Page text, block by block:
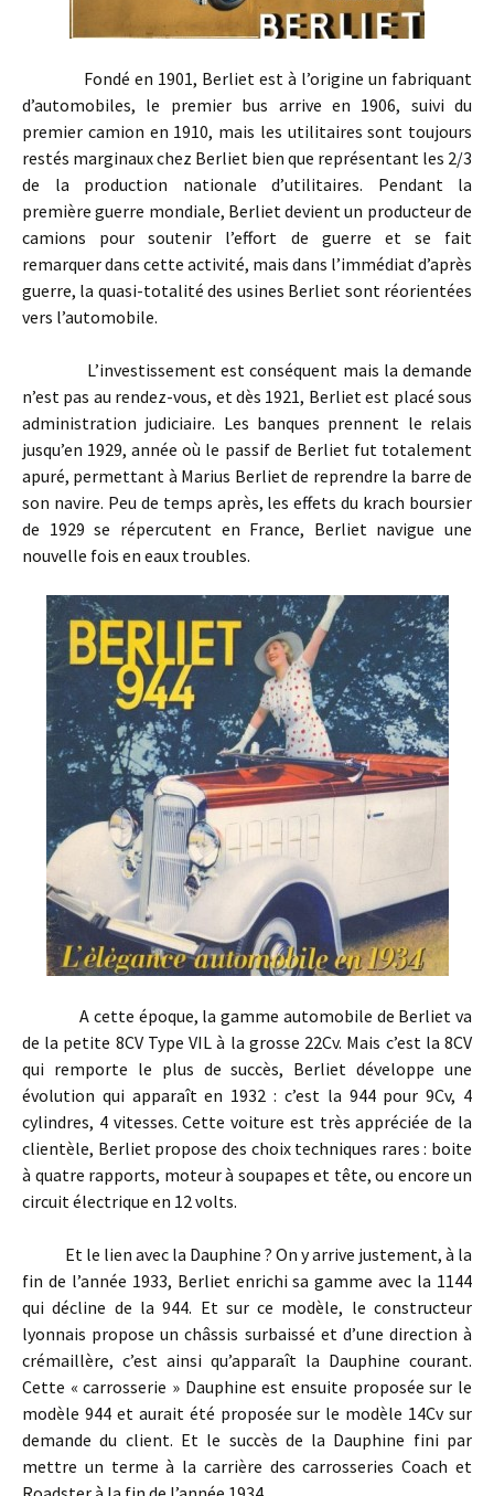
Fondé en 1901, Berliet est à l’origine un fabriquant
d’automobiles, le premier bus arrive en 1906, suivi du
premier camion en 1910, mais les utilitaires sont toujours
restés marginaux chez Berliet bien que représentant les 2/3
de la production nationale d’utilitaires. Pendant la
première guerre mondiale, Berliet devient un producteur de
camions pour soutenir l’effort de guerre et se fait
remarquer dans cette activité, mais dans l’immédiat d’après
guerre, la quasi-totalité des usines Berliet sont réorientées
vers l’automobile.
L’investissement est conséquent mais la demande
n’est pas au rendez-vous, et dès 1921, Berliet est placé sous
administration judiciaire. Les banques prennent le relais
jusqu’en 1929, année où le passif de Berliet fut totalement
apuré, permettant à Marius Berliet de reprendre la barre de
son navire. Peu de temps après, les effets du krach boursier
de 1929 se répercutent en France, Berliet navigue une
nouvelle fois en eaux troubles.
A cette époque, la gamme automobile de Berliet va
de la petite 8CV Type VIL à la grosse 22Cv. Mais c’est la 8CV
qui remporte le plus de succès, Berliet développe une
évolution qui apparaît en 1932 : c’est la 944 pour 9Cv, 4
cylindres, 4 vitesses. Cette voiture est très appréciée de la
clientèle, Berliet propose des choix techniques rares : boite
à quatre rapports, moteur à soupapes et tête, ou encore un
circuit électrique en 12 volts.
Et le lien avec la Dauphine ? On y arrive justement, à la
fin de l’année 1933, Berliet enrichi sa gamme avec la 1144
qui décline de la 944. Et sur ce modèle, le constructeur
lyonnais propose un châssis surbaissé et d’une direction à
crémaillère, c’est ainsi qu’apparaît la Dauphine courant.
Cette « carrosserie » Dauphine est ensuite proposée sur le
modèle 944 et aurait été proposée sur le modèle 14Cv sur
demande du client. Et le succès de la Dauphine fini par
mettre un terme à la carrière des carrosseries Coach et